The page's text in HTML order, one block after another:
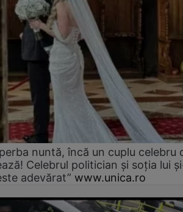
nuntă, încă un cuplu celebru
Celebrul politician și soția lui
adevărat” www.unica.ro